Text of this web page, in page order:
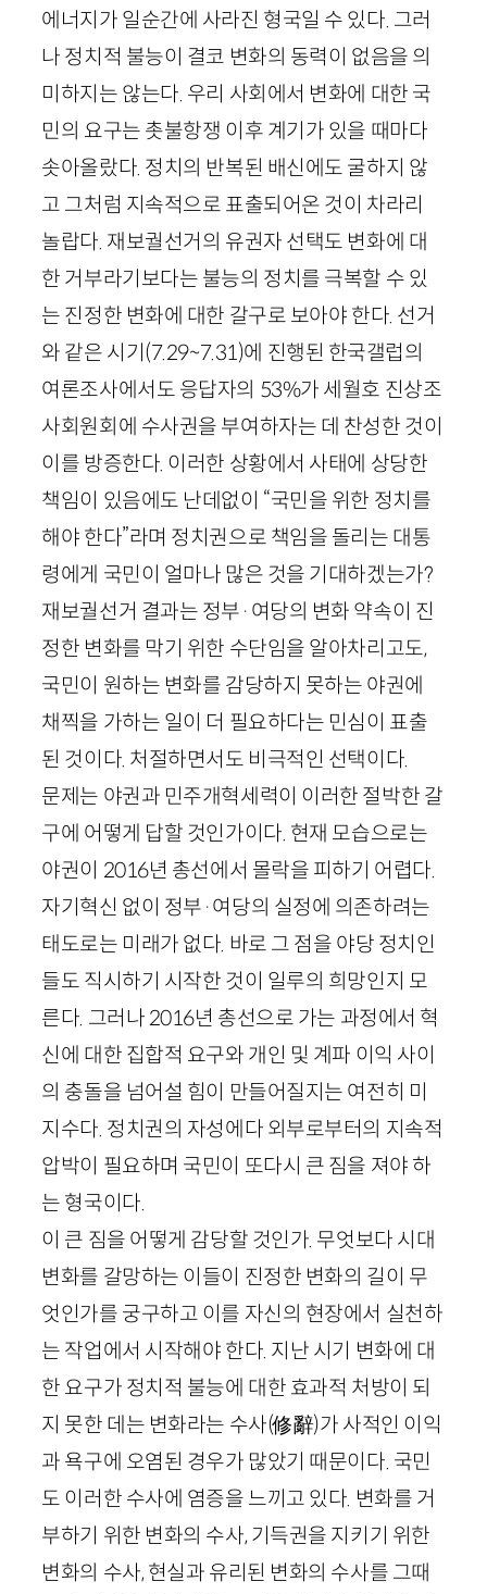
에너지가 일순간에 사라진 형국일 수 있다. 그러
나 정치적 불능이 결코 변화의 동력이 없음을 의
미하지는 않는다. 우리 사회에서 변화에 대한 국
민의 요구는 촛불항쟁 이후 계기가 있을 때마다
솟아올랐다. 정치의 반복된 배신에도 굴하지 않
고 그처럼 지속적으로 표출되어온 것이 차라리
놀랍다. 재보궐선거의 유권자 선택도 변화에 대
한 거부라기보다는 불능의 정치를 극복할 수 있
는 진정한 변화에 대한 갈구로 보아야 한다. 선거
와 같은 시기(7.29~7.31)에 진행된 한국갤럽의
여론조사에서도 응답자의 53%가 세월호 진상조
사회원회에 수사권을 부여하자는 데 찬성한 것이
이를 방증한다. 이러한 상황에서 사태에 상당한
책임이 있음에도 난데없이 “국민을 위한 정치를
해야 한다”라며 정치권으로 책임을 돌리는 대통
령에게 국민이 얼마나 많은 것을 기대하겠는가?
재보궐선거 결과는 정부·여당의 변화 약속이 진
정한 변화를 막기 위한 수단임을 알아차리고도,
국민이 원하는 변화를 감당하지 못하는 야권에
채찍을 가하는 일이 더 필요하다는 민심이 표출
된 것이다. 처절하면서도 비극적인 선택이다.
문제는 야권과 민주개혁세력이 이러한 절박한 갈
구에 어떻게 답할 것인가이다. 현재 모습으로는
야권이 2016년 총선에서 몰락을 피하기 어렵다.
자기혁신 없이 정부·여당의 실정에 의존하려는
태도로는 미래가 없다. 바로 그 점을 야당 정치인
들도 직시하기 시작한 것이 일루의 희망인지 모
른다. 그러나 2016년 총선으로 가는 과정에서 혁
신에 대한 집합적 요구와 개인 및 계파 이익 사이
의 충돌을 넘어설 힘이 만들어질지는 여전히 미
지수다. 정치권의 자성에다 외부로부터의 지속적
압박이 필요하며 국민이 또다시 큰 짐을 져야 하
는 형국이다.
이 큰 짐을 어떻게 감당할 것인가. 무엇보다 시대
변화를 갈망하는 이들이 진정한 변화의 길이 무
엇인가를 궁구하고 이를 자신의 현장에서 실천하
는 작업에서 시작해야 한다. 지난 시기 변화에 대
한 요구가 정치적 불능에 대한 효과적 처방이 되
지 못한 데는 변화라는 수사(修辭)가 사적인 이익
과 욕구에 오염된 경우가 많았기 때문이다. 국민
도 이러한 수사에 염증을 느끼고 있다. 변화를 거
부하기 위한 변화의 수사, 기득권을 지키기 위한
변화의 수사, 현실과 유리된 변화의 수사를 그때